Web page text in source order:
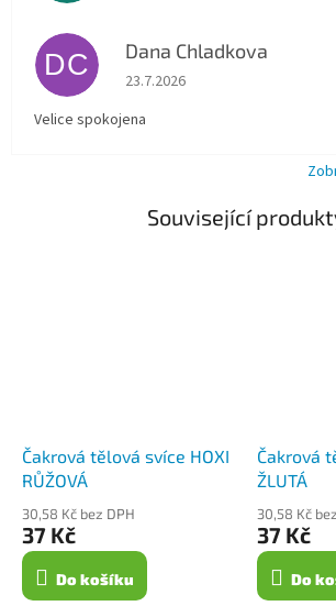
DC Dana Chladkova
Hodnocení obchodu je 5 z 5
23.7.2026
Velice spokojena
Související
Čakrová tělová svíce HOXI
RŮŽOVÁ
30,58 Kč bez DPH
37 Kč
Do košíku
Čakrová
ŽLUTÁ
30,58 Kč
37 Kč
Do